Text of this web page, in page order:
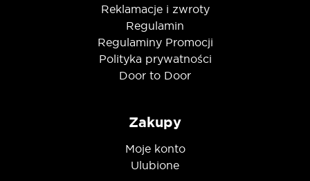
Reklamacje i zwroty
Regulamin
Regulaminy Promocji
Polityka prywatności
Door to Door
Zakupy
Moje konto
Ulubione